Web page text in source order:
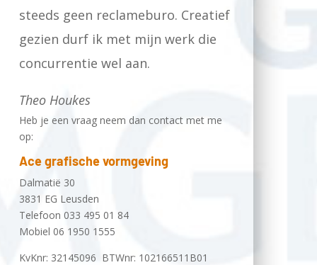
steeds geen reclameburo. Creatief
gezien durf ik met mijn werk die
concurrentie wel aan.
Theo Houkes
Heb je een vraag neem dan contact met me
op:
Ace grafische vormgeving
Dalmatië 30
3831 EG Leusden
Telefoon 033 495 01 84
Mobiel 06 1950 1555
KvKnr: 32145096 BTWnr: 102166511B01